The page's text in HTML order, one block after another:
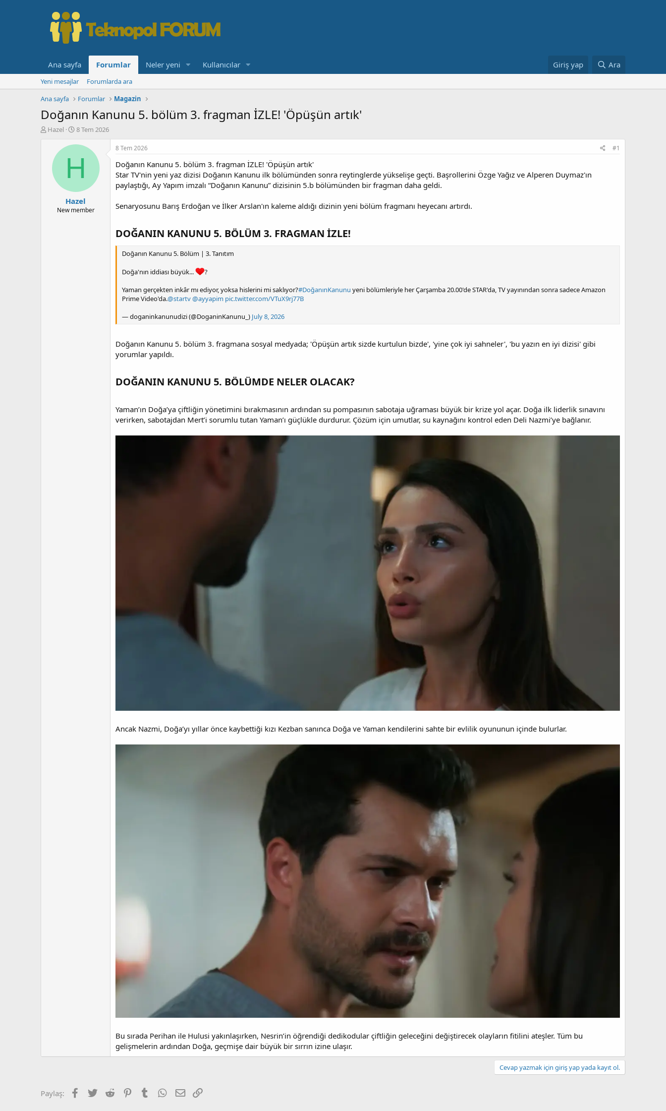
Ana sayfa Forumlar Neler yeni Kullanıcılar Giriş yap Ara
Yeni mesajlar
Forumlarda ara
Ana sayfa
Forumlar Magazin
Doğanın Kanunu 5. bölüm 3. fragman İZLE! 'Öpüşün artık'
K
Hazel
B
ş
a
ı
ç
t
8 Tem 2026
H
Hazel
New member
8 Tem 2026 #1
Doğanın Kanunu 5. bölüm 3. fragman İZLE! 'Öpüşün artık'
Star TV'nin yeni yaz dizisi Doğanın Kanunu ilk bölümünden sonra reytinglerde yükselişe geçti. Başrollerini Özge Yağız ve Alperen Duymaz'ın
paylaştığı, Ay Yapım imzalı “Doğanın Kanunu” dizisinin 5.b bölümünden bir fragman daha geldi.
Senaryosunu Barış Erdoğan ve İlker Arslan'ın kaleme aldığı dizinin yeni bölüm fragmanı heyecanı artırdı.
DOĞANIN KANUNU 5. BÖLÜM 3. FRAGMAN İZLE!​
Doğanın Kanunu 5. Bölüm | 3. Tanıtım
Doğa'nın iddiası büyük...
‍?
Yaman gerçekten inkâr mı ediyor, yoksa hislerini mi saklıyor?#DoğanınKanunu yeni bölümleriyle her Çarşamba 20.00'de STAR'da, TV yayınından sonra sadece Amazon
Prime Video'da.@startv@ayyapim pic.twitter.com/VTuX9rj77B
— doganinkanunudizi (@DoganinKanunu_) July 8, 2026
Doğanın Kanunu 5. bölüm 3. fragmana sosyal medyada; 'Öpüşün artık sizde kurtulun bizde', 'yine çok iyi sahneler', 'bu yazın en iyi dizisi' gibi
yorumlar yapıldı.
DOĞANIN KANUNU 5. BÖLÜMDE NELER OLACAK?​
Yaman’ın Doğa’ya çiftliğin yönetimini bırakmasının ardından su pompasının sabotaja uğraması büyük bir krize yol açar. Doğa ilk liderlik sınavını
verirken, sabotajdan Mert’i sorumlu tutan Yaman’ı güçlükle durdurur. Çözüm için umutlar, su kaynağını kontrol eden Deli Nazmi’ye bağlanır.
Ancak Nazmi, Doğa’yı yıllar önce kaybettiği kızı Kezban sanınca Doğa ve Yaman kendilerini sahte bir evlilik oyununun içinde bulurlar.
Bu sırada Perihan ile Hulusi yakınlaşırken, Nesrin’in öğrendiği dedikodular çiftliğin geleceğini değiştirecek olayların fitilini ateşler. Tüm bu
gelişmelerin ardından Doğa, geçmişe dair büyük bir sırrın izine ulaşır.
Cevap yazmak için giriş yap yada kayıt ol.
Paylaş: Facebook
Twitter Reddit PinterestTumblr WhatsApp
E-posta